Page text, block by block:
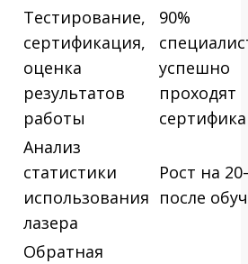
Тестирование,
сертификация,
оценка
результатов
работы
90%
успешно
проходят
Анализ
статистики
использования
лазера
Рост на
после
Обратная